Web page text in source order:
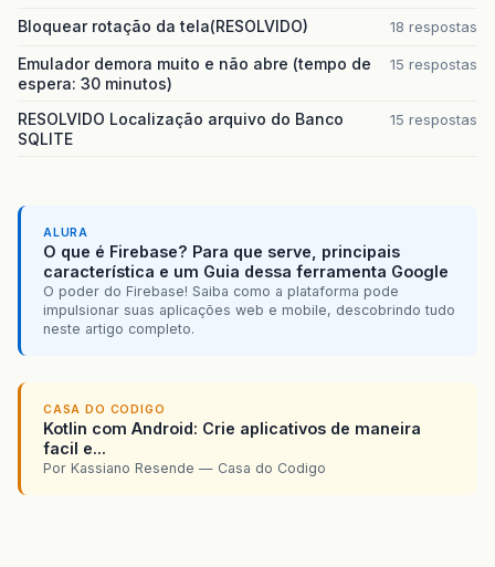
Bloquear rotação da tela(RESOLVIDO) 18 respostas
Emulador demora muito e não abre (tempo de
espera: 30 minutos)
15 respostas
RESOLVIDO Localização arquivo do Banco
SQLITE
15 respostas
ALURA
O que é Firebase? Para que serve, principais
característica e um Guia dessa ferramenta Google
O poder do Firebase! Saiba como a plataforma pode
impulsionar suas aplicações web e mobile, descobrindo tudo
neste artigo completo.
CASA DO CODIGO
Kotlin com Android: Crie aplicativos de maneira
facil e...
Por Kassiano Resende — Casa do Codigo